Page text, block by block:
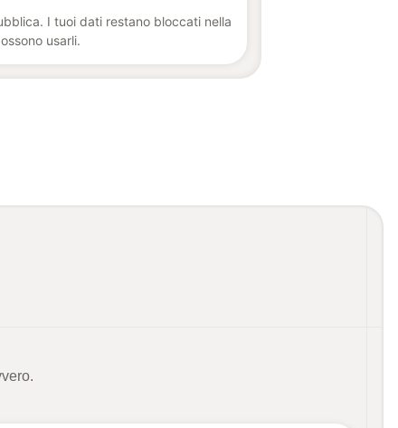
I tuoi dati restano bloccati nella
usarli.